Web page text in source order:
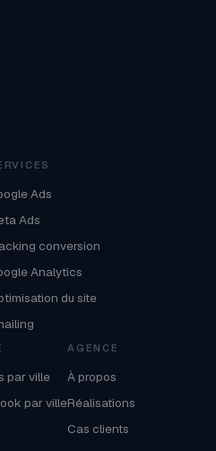
Ads
Ads
conversion
Analytics
du site
par ville
par ville
AGENCE
À propos
Réalisations
Cas clients